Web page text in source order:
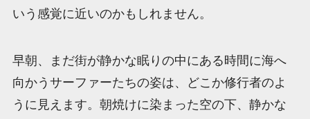
いう感覚に近いのかもしれません。
早朝、まだ街が静かな眠りの中にある時間に海へ
向かうサーファーたちの姿は、どこか修行者のよ
うに見えます。朝焼けに染まった空の下、静かな